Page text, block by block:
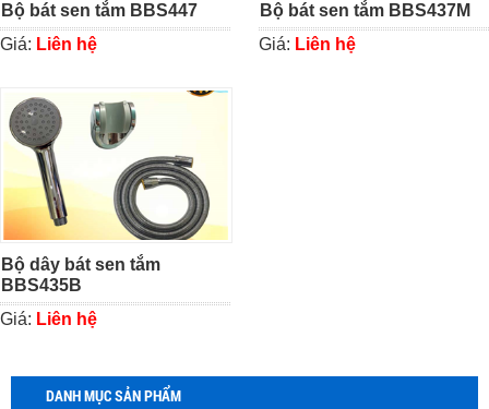
Bộ bát sen tắm BBS447
Giá: Liên hệ
Bộ bát sen tắm BBS437M
Giá: Liên hệ
Bộ dây bát sen tắm
BBS435B
Giá: Liên hệ
DANH MỤC SẢN PHẨM